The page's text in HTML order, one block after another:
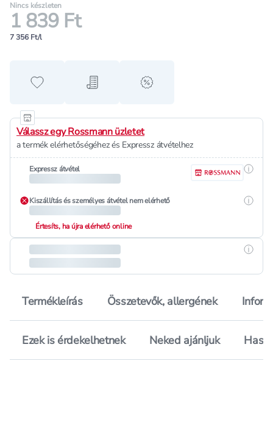
Nincs készleten
1 839 Ft
7 356 Ft/l
Hozzáadás a kedvencekhez
Hozzáadás a bevásárló listához
alert when on sale
Válassz egy Rossmann üzletet
a termék elérhetőségéhez és Expressz átvételhez
Expressz átvétel
Kiszállítás és személyes átvétel nem elérhető
Értesíts, ha újra elérhető online
Termékleírás Összetevők, allergének
Ezek is érdekelhetnek Neked ajánljuk